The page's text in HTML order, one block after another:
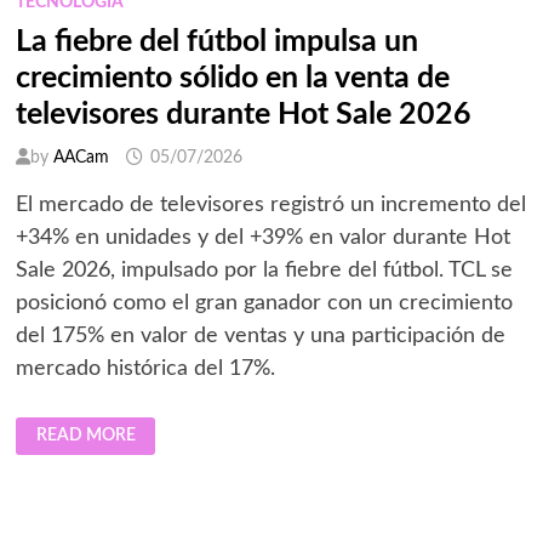
La fiebre del fútbol impulsa un
crecimiento sólido en la venta de
televisores durante Hot Sale 2026
by AACam 05/07/2026
El mercado de televisores registró un incremento del
+34% en unidades y del +39% en valor durante Hot
Sale 2026, impulsado por la fiebre del fútbol. TCL se
posicionó como el gran ganador con un crecimiento
del 175% en valor de ventas y una participación de
mercado histórica del 17%.
LA
FIEBRE
DEL
READ MORE